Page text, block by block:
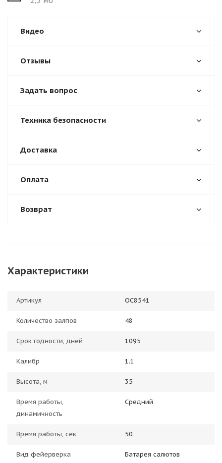
Видео
Отзывы
Задать вопрос
Техника безопасности
Доставка
Оплата
Возврат
Характеристики
Артикул ОС8541
Количество залпов 48
Срок годности, дней 1095
Калибр 1.1
Высота, м 35
Время работы,
динамичность
Средний
Время работы, сек 50
Вид фейерверка Батарея салютов